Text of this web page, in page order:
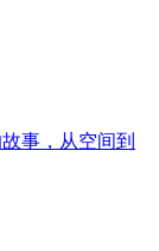
事，从空间到